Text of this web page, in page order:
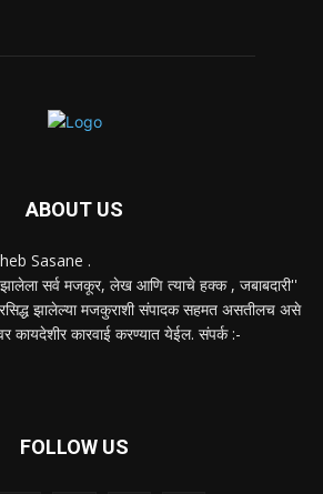
ABOUT US
Sasane .
सर्व मजकूर, लेख आणि त्याचे हक्क , जबाबदारी''
झालेल्या मजकुराशी संपादक सहमत असतीलच असे
कायदेशीर कारवाई करण्यात येईल. संपर्क :-
FOLLOW US